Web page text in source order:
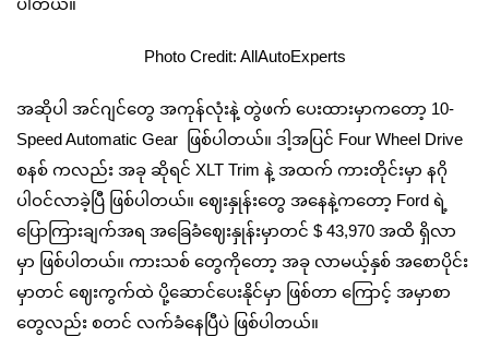
ပါတယ်။
Photo Credit: AllAutoExperts
အဆိုပါ အင်ဂျင်တွေ အကုန်လုံးနဲ့ တွဲဖက် ပေးထားမှာကတော့ 10-
Speed Automatic Gear ဖြစ်ပါတယ်။ ဒါ့အပြင် Four Wheel Drive
စနစ် ကလည်း အခု ဆိုရင် XLT Trim နဲ့ အထက် ကားတိုင်းမှာ နဂို
ပါဝင်လာခဲ့ပြီ ဖြစ်ပါတယ်။ ဈေးနှုန်းတွေ အနေနဲ့ကတော့ Ford ရဲ့
ပြောကြားချက်အရ အခြေခံဈေးနှုန်းမှာတင် $ 43,970 အထိ ရှိလာ
မှာ ဖြစ်ပါတယ်။ ကားသစ် တွေကိုတော့ အခု လာမယ့်နှစ် အစောပိုင်း
မှာတင် ဈေးကွက်ထဲ ပို့ဆောင်ပေးနိုင်မှာ ဖြစ်တာ ကြောင့် အမှာစာ
တွေလည်း စတင် လက်ခံနေပြီပဲ ဖြစ်ပါတယ်။